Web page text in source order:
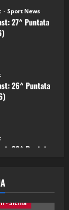
26^ Puntata
30^ Puntata
29^ Puntata
- Sicilia